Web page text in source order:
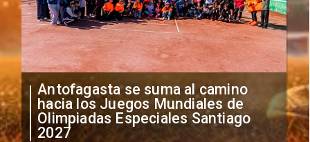
Antofagasta se suma al camino
hacia los Juegos Mundiales de
Olimpiadas Especiales Santiago
2027